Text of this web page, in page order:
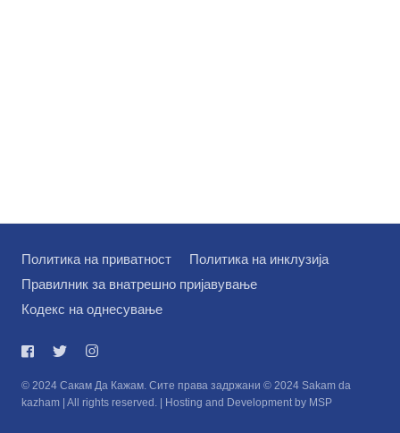
Политика на приватност
Политика на инклузија
Правилник за внатрешно пријавување
Кодекс на однесување
© 2024 Сакам Да Кажам. Сите права задржани © 2024 Sakam da
kazham | All rights reserved. | Hosting and Development by MSP